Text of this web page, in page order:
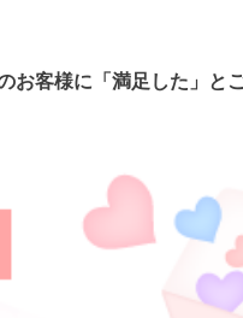
お客様に「満足した」と